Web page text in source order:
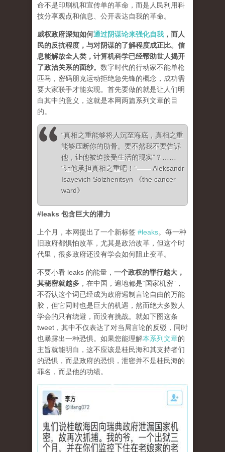
命不是印刷机和宣传单的革命，而是人民利用科
技分享观点和信息、公开表达自我的革命。
威权政府深知如何通过阴谋论来强化自我 ，而人
民的反抗程度，与对阴谋的了解程度成正比。信
息能解放全人类，计算机科学已经帮助世人揭开
了政治关系的面纱。 数字时代的行动家不能单枪
匹马，密码朋克运动拒绝急先锋的概念，成功需
要大家联手才能实现。首先要做的就是让人们明
白其中的意义，这就是本网两篇系列文章的目
的。
“真相之重能够将人沉至海底，真相之重
能够压断你的肋骨。要不然我不要告诉
他，让他被迫接受生活的现实”？……
“让他承担真相之重吧！”—— Aleksandr
Isayevich Solzhenitsyn 《the cancer
ward》
#leaks 包含巨大的潜力
上个月，本网提出了一个新标签 #leaks。每一种
旧政府都惧怕改革，尤其是政治改革，但这个时
代里，很多政府还没有学会如何阻止变革。
不要小看 leaks 的能量， 一个政权的罪行越大，
其秘密就越多 ，在中国，遍地都是“国家机密”，
不否认这个词已经成为政府遏制言论自由的万能
胶，但它同时也是巨大的机遇，然而绝大多数人
学会的只有绕避，而没有挑战。就如下图这条
tweet，其中不仅表达了对当局言论的反驳，同时
也暴露出一种恐惧。如果您能理解本系列文章的
主旨就能明白，这不应该是桂民海和其支持者们
的恐惧，而是政府的恐惧，泄密并不是桂民海的
罪名，而是他的功绩。